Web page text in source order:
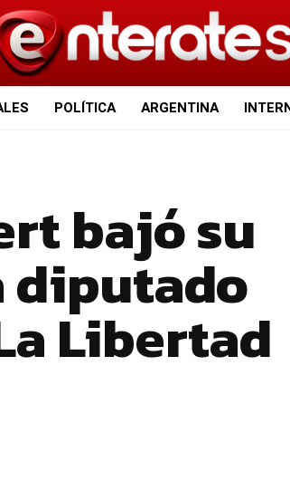
POLÍTICA ARGENTINA
bajó su
diputado
Libertad